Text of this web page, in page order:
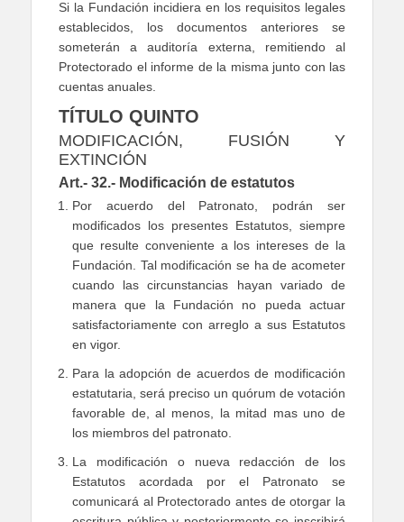
Si la Fundación incidiera en los requisitos legales
establecidos, los documentos anteriores se
someterán a auditoría externa, remitiendo al
Protectorado el informe de la misma junto con las
cuentas anuales.
TÍTULO QUINTO
MODIFICACIÓN, FUSIÓN Y
EXTINCIÓN
Art.- 32.- Modificación de estatutos
Por acuerdo del Patronato, podrán ser
modificados los presentes Estatutos, siempre
que resulte conveniente a los intereses de la
Fundación. Tal modificación se ha de acometer
cuando las circunstancias hayan variado de
manera que la Fundación no pueda actuar
satisfactoriamente con arreglo a sus Estatutos
en vigor.
Para la adopción de acuerdos de modificación
estatutaria, será preciso un quórum de votación
favorable de, al menos, la mitad mas uno de
los miembros del patronato.
La modificación o nueva redacción de los
Estatutos acordada por el Patronato se
comunicará al Protectorado antes de otorgar la